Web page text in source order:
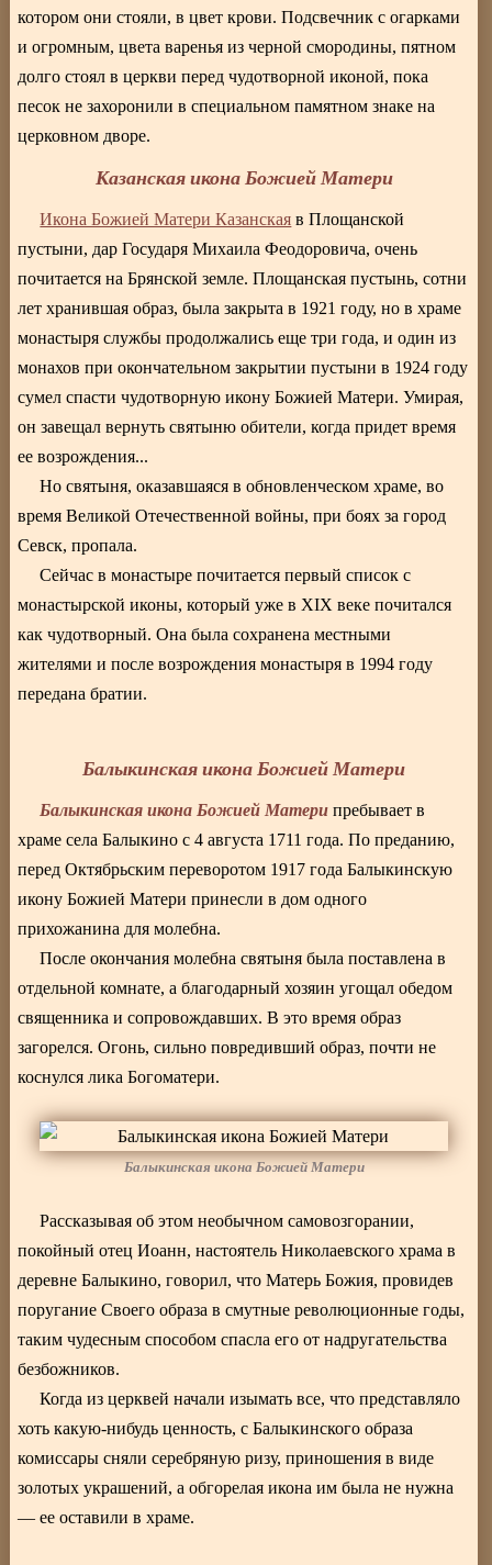
котором они стояли, в цвет крови. Подсвечник с огарками
и огромным, цвета варенья из черной смородины, пятном
долго стоял в церкви перед чудотворной иконой, пока
песок не захоронили в специальном памятном знаке на
церковном дворе.
Казанская икона Божией Матери
Икона Божией Матери Казанская в Площанской
пустыни, дар Государя Михаила Феодоровича, очень
почитается на Брянской земле. Площанская пустынь, сотни
лет хранившая образ, была закрыта в 1921 году, но в храме
монастыря службы продолжались еще три года, и один из
монахов при окончательном закрытии пустыни в 1924 году
сумел спасти чудотворную икону Божией Матери. Умирая,
он завещал вернуть святыню обители, когда придет время
ее возрождения...
Но святыня, оказавшаяся в обновленческом храме, во
время Великой Отечественной войны, при боях за город
Севск, пропала.
Сейчас в монастыре почитается первый список с
монастырской иконы, который уже в XIX веке почитался
как чудотворный. Она была сохранена местными
жителями и после возрождения монастыря в 1994 году
передана братии.
Балыкинская икона Божией Матери
Балыкинская икона Божией Матери пребывает в
храме села Балыкино с 4 августа 1711 года. По преданию,
перед Октябрьским переворотом 1917 года Балыкинскую
икону Божией Матери принесли в дом одного
прихожанина для молебна.
После окончания молебна святыня была поставлена в
отдельной комнате, а благодарный хозяин угощал обедом
священника и сопровождавших. В это время образ
загорелся. Огонь, сильно повредивший образ, почти не
коснулся лика Богоматери.
Балыкинская икона Божией Матери
Рассказывая об этом необычном самовозгорании,
покойный отец Иоанн, настоятель Николаевского храма в
деревне Балыкино, говорил, что Матерь Божия, провидев
поругание Своего образа в смутные революционные годы,
таким чудесным способом спасла его от надругательства
безбожников.
Когда из церквей начали изымать все, что представляло
хоть какую-нибудь ценность, с Балыкинского образа
комиссары сняли серебряную ризу, приношения в виде
золотых украшений, а обгорелая икона им была не нужна
— ее оставили в храме.